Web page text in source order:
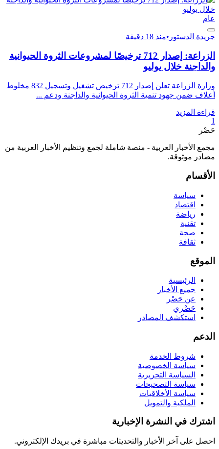
عام
جريدة الدستور •منذ 18 دقيقة
الزراعة: إصدار 712 ترخيصًا لمشروعات الثروة الحيوانية
والداجنة خلال يوليو
وزارة الزراعة تعلن إصدار 712 ترخيص تشغيل وتسجيل 832 مخلوط
أعلاف ضمن جهود تنمية الثروة الحيوانية والداجنة ودعم ...
قراءة المزيد
1
حَصْر
مجمع الأخبار العربية - منصة شاملة لجمع وتنظيم الأخبار العربية من
مصادر موثوقة.
الأقسام
سياسة
اقتصاد
رياضة
تقنية
صحة
ثقافة
الموقع
الرئيسية
جميع الأخبار
عن حَصْر
حَصْري
استكشف المصادر
الدعم
شروط الخدمة
سياسة الخصوصية
السياسة التحريرية
سياسة التصحيحات
سياسة الأخلاقيات
الملكية والتمويل
اشترك في النشرة الإخبارية
احصل على آخر الأخبار والتحديثات مباشرة في بريدك الإلكتروني.